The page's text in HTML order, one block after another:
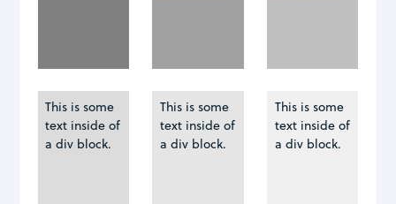
This is some
text inside of
a div block.
This is some
text inside of
a div block.
This is some
text inside of
a div block.